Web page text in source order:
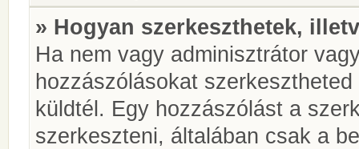
» Hogyan szerkeszthetek,
Ha nem vagy adminisztrátor
hozzászólásokat
küldtél. Egy hozzászólást a
szerkeszteni, általában csak a